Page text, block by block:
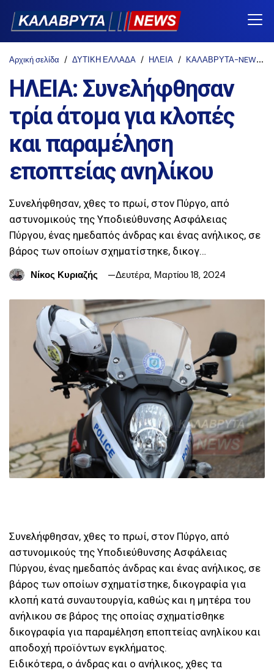
Αρχική σελίδα ΔΥΤΙΚΗ ΕΛΛΑΔΑ ΗΛΕΙΑ ΚΑΛΑΒΡΥΤΑ-NEWS
ΗΛΕΙΑ: Συνελήφθησαν
τρία άτομα για κλοπές
και παραμέληση
εποπτείας ανηλίκου
Συνελήφθησαν, χθες το πρωί, στον Πύργο, από
αστυνομικούς της Υποδιεύθυνσης Ασφάλειας
Πύργου, ένας ημεδαπός άνδρας και ένας ανήλικος, σε
βάρος των οποίων σχηματίστηκε, δικογ…
Νίκος Κυριαζής
Δευτέρα, Μαρτίου 18, 2024
Συνελήφθησαν, χθες το πρωί, στον Πύργο, από
αστυνομικούς της Υποδιεύθυνσης Ασφάλειας
Πύργου, ένας ημεδαπός άνδρας και ένας ανήλικος, σε
βάρος των οποίων σχηματίστηκε, δικογραφία για
κλοπή κατά συναυτουργία, καθώς και η μητέρα του
ανήλικου σε βάρος της οποίας σχηματίσθηκε
δικογραφία για παραμέληση εποπτείας ανηλίκου και
αποδοχή προϊόντων εγκλήματος.
Ειδικότερα, ο άνδρας και ο ανήλικος, χθες τα